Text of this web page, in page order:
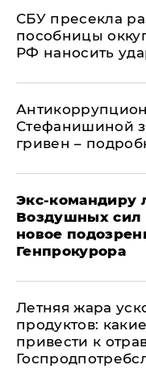
СБУ пресекла
пособницы
РФ наносить
Стефанишиной
гривен –
Экс-командиру
Воздушных сил
новое
Генпрокурора
Летняя жара
продуктов:
привести к